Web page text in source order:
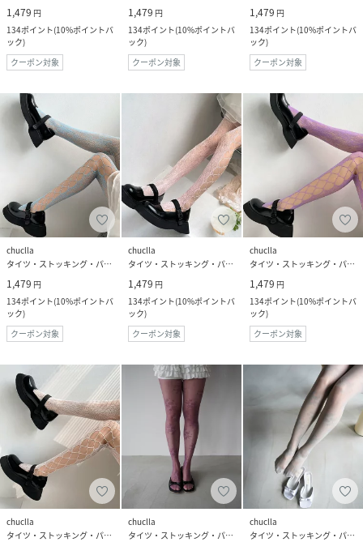
1,479 円
134ポイント(10%ポイントバ
ック)
クーポン対象
1,479 円
134ポイント(10%ポイントバ
ック)
クーポン対象
1,479 円
134ポイント(10%ポイントバ
ック)
クーポン対象
chuclla
タイツ・ストッキング・パンスト
1,479 円
134ポイント(10%ポイントバ
ック)
クーポン対象
chuclla
タイツ・ストッキング・パンスト
1,479 円
134ポイント(10%ポイントバ
ック)
クーポン対象
chuclla
タイツ・ストッキング・パンスト
1,479 円
134ポイント(10%ポイントバ
ック)
クーポン対象
chuclla
タイツ・ストッキング・パンスト
chuclla
タイツ・ストッキング・パンスト
chuclla
タイツ・ストッキング・パンスト